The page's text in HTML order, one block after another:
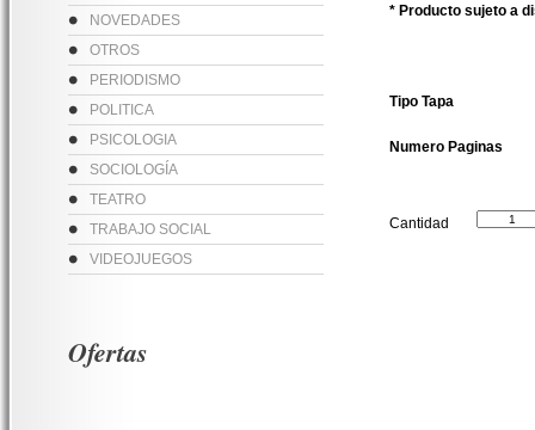
NOVEDADES
OTROS
PERIODISMO
POLITICA
PSICOLOGIA
SOCIOLOGÍA
TEATRO
TRABAJO SOCIAL
VIDEOJUEGOS
* Producto sujeto a
Tipo Tapa
Numero Paginas
Cantidad
Ofertas